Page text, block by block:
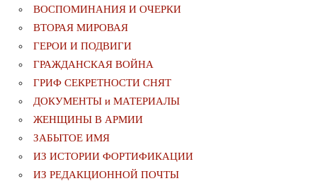
ВОСПОМИНАНИЯ И ОЧЕРКИ
ВТОРАЯ МИРОВАЯ
ГЕРОИ И ПОДВИГИ
ГРАЖДАНСКАЯ ВОЙНА
ГРИФ СЕКРЕТНОСТИ СНЯТ
ДОКУМЕНТЫ и МАТЕРИАЛЫ
ЖЕНЩИНЫ В АРМИИ
ЗАБЫТОЕ ИМЯ
ИЗ ИСТОРИИ ФОРТИФИКАЦИИ
ИЗ РЕДАКЦИОННОЙ ПОЧТЫ